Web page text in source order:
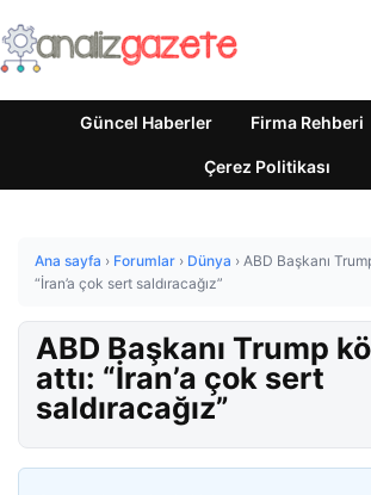
Güncel Haberler Firma Rehberi
Çerez Politikası
Ana sayfa › Forumlar › Dünya › ABD Başkanı
“İran’a çok sert saldıracağız”
ABD Başkanı Trump
attı: “İran’a çok sert
saldıracağız”